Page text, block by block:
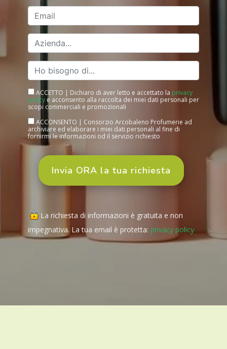
ACCETTO | Dichiaro di aver letto e accettato la privacy
policy e acconsento alla raccolta dei miei dati personali per
scopi commerciali e promozionali
ACCONSENTO | Consorzio Arcobaleno Profumerie ad
archiviare ed elaborare i miei dati personali al fine di
fornirmi le informazioni od il servizio richiesto
La richiesta di informazioni è gratuita e non
impegnativa. La tua email è protetta: privacy policy